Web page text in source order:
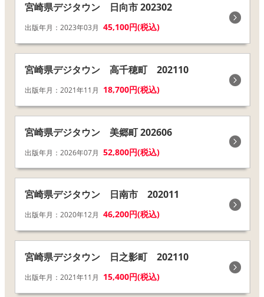
宮崎県デジタウン 日向市 202302
出版年月：2023年03月 45,100円(税込)
宮崎県デジタウン 高千穂町 202110
出版年月：2021年11月 18,700円(税込)
宮崎県デジタウン 美郷町 202606
出版年月：2026年07月 52,800円(税込)
宮崎県デジタウン 日南市 202011
出版年月：2020年12月 46,200円(税込)
宮崎県デジタウン 日之影町 202110
出版年月：2021年11月 15,400円(税込)